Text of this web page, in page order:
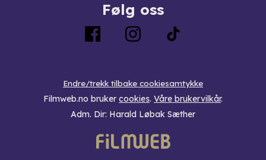
Følg oss
Endre/trekk tilbake cookiesamtykke
Filmweb.no bruker cookies. Våre brukervilkår.
Adm. Dir: Harald Løbak Sæther